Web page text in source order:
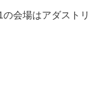
会場はアダストリ